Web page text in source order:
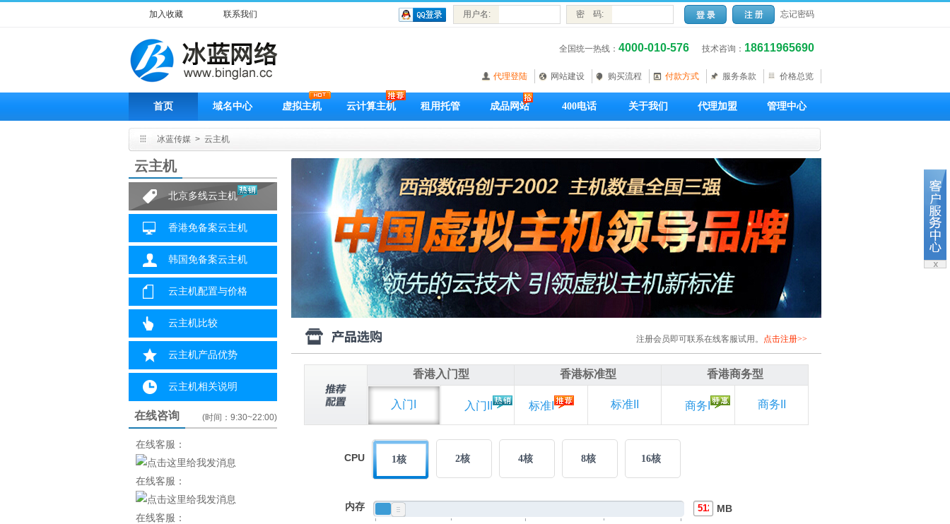
加入收藏 联系我们 用户名: 密 码: 忘记密码
全国统一热线： 4000-010-576 技术咨询： 18611965690
代理登陆 网站建设 购买流程 付款方式 服务条款 价格总览
首页 域名中心 虚拟主机 云计算主机 租用托管 成品网站 400电话 关于我们 代理加盟 管理中心
冰蓝传媒 > 云主机
云主机
北京多线云主机
香港免备案云主机
韩国免备案云主机
云主机配置与价格
云主机比较
云主机产品优势
云主机相关说明
在线咨询 (时间：9:30~22:00)
在线客服：
在线客服：
在线客服：
注册会员即可联系在线客服试用。 点击注册>>
香港入门型 香港标准型 香港商务型
入门I 入门II 标准I 标准II 商务I 商务II
CPU 1核 2核 4核 8核 16核
内存 MB